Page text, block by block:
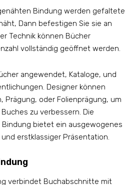
Bindung werden gefaltete
Dann befestigen Sie sie an
Technik können Bücher
vollständig geöffnet werden.
angewendet, Kataloge, und
Designer können
Prägung, oder Folienprägung, um
zu verbessern. Die
bietet ein ausgewogenes
erstklassiger Präsentation.
verbindet Buchabschnitte mit